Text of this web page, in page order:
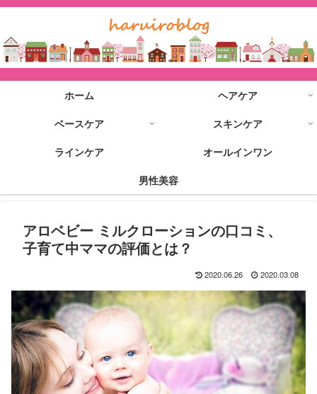
ホーム
ヘアケア
ベースケア
スキンケア
ラインケア
オールインワン
男性美容
アロベビー ミルクローションの口コミ、
子育て中ママの評価とは？
2020.06.26 2020.03.08